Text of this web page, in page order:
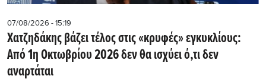
07/08/2026 - 15:19
Χατζηδάκης βάζει τέλος στις «κρυφές» εγκυκλίους:
Από 1η Οκτωβρίου 2026 δεν θα ισχύει ό,τι δεν
αναρτάται